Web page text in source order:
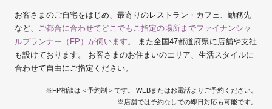
お客さまのご自宅をはじめ、最寄りのレストラン・カフェ、勤務先
など、 ご都合に合わせてどこでもご指定の場所までファイナンシャ
ルプランナー（FP）が伺います。
また全国47都道府県に店舗や支社
も設けております。 お客さまのお住まいのエリア、生活スタイルに
合わせて自由にご指定ください。
※FP相談は＜予約制＞です。 WEBまたはお電話よりご予約ください。
※店舗では予約なしでの即日対応も可能です。